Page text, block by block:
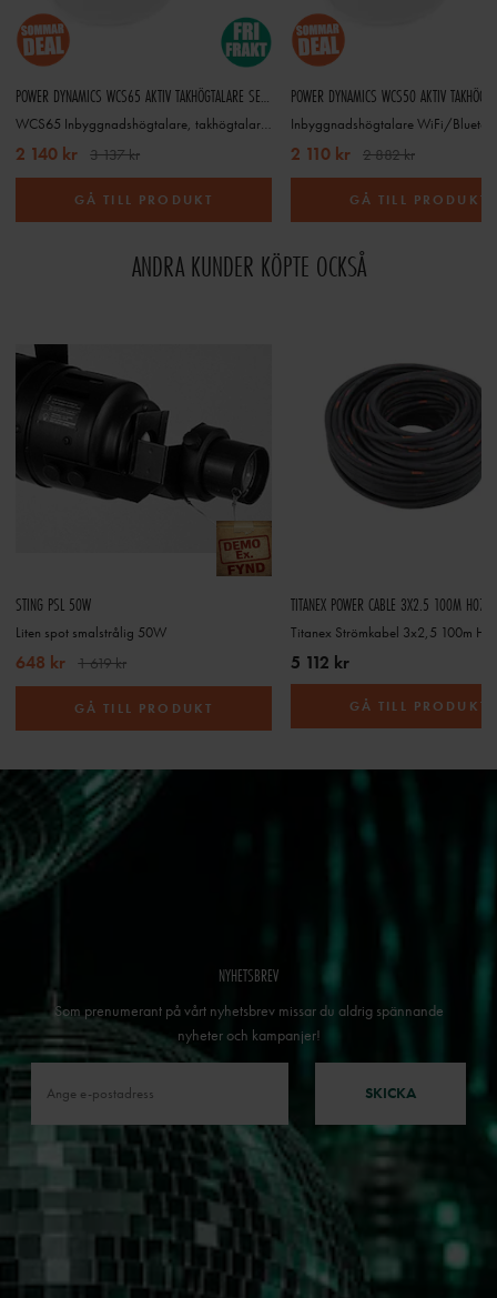
POWER DYNAMICS WCS65 AKTIV TAKHÖGTALARE SETR WIFI OCH BT 6,5", VIT
WCS65 Inbyggnadshögtalare, takhögtalare med WiFi och Bluetooth
2 140 kr 3 137 kr
GÅ TILL PRODUKT
2 110 kr 2 882 kr
GÅ TILL PRODUKT
ANDRA KUNDER KÖPTE OCKSÅ
STING PSL 50W
Liten spot smalstrålig 50W
648 kr 1 619 kr
GÅ TILL PRODUKT
TITANEX POWER CABLE 3X2.5 100M
Titanex Strömkabel 3x2,5 100m
5 112 kr
GÅ TILL PRODUKT
NYHETSBREV
Som prenumerant på vårt nyhetsbrev missar du aldrig spännande
nyheter och kampanjer!
SKICKA